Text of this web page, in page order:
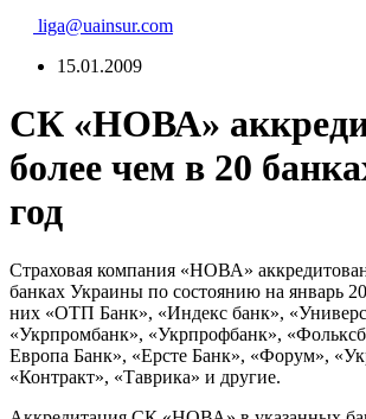
liga@uainsur.com
15.01.2009
СК «НОВА»
более чем в 20
год
Страховая компания «НОВА»
банках Украины по состоянию на январь
них «ОТП Банк», «Индекс банк»,
«Укрпромбанк», «Укрпрофбанк»,
Европа Банк», «Ерсте Банк», «Форум»,
«Контракт», «Таврика» и другие.